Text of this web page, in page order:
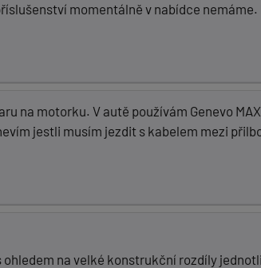
momentálně v nabídce
na motorku. V autě používám Genevo
jestli musím jezdit s kabelem mezi
na velké konstrukční rozdíly